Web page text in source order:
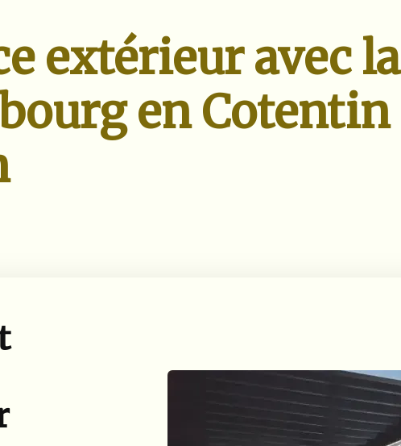
extérieur avec la
en Cotentin